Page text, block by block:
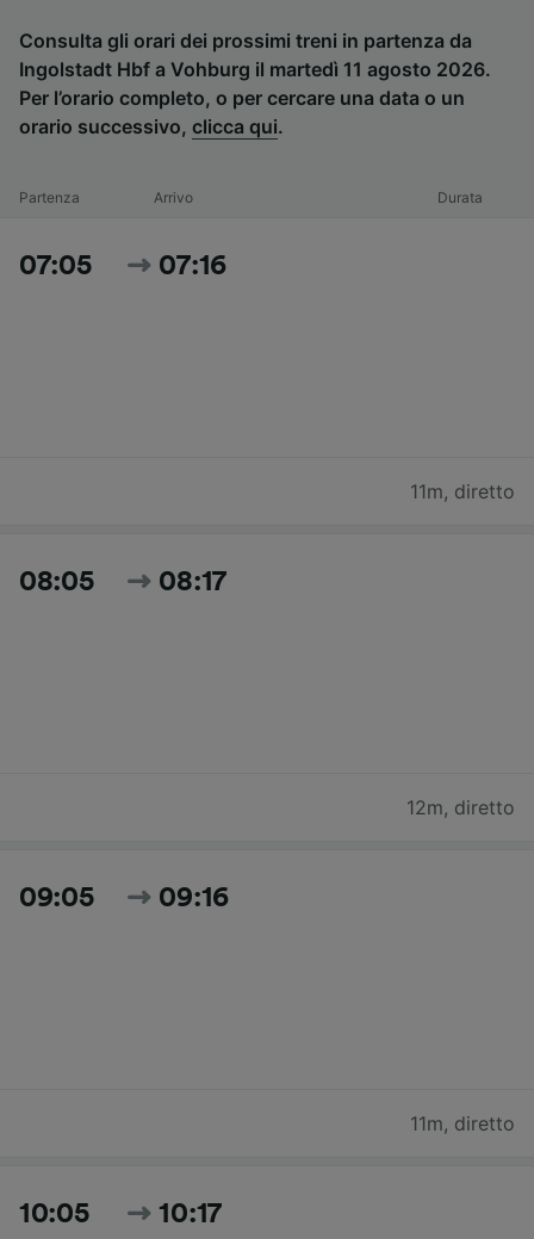
Consulta gli orari dei prossimi treni in partenza da
Ingolstadt Hbf a Vohburg il martedì 11 agosto 2026.
Per l’orario completo, o per cercare una data o un
orario successivo, clicca qui.
Partenza Arrivo Durata
07:05 07:16
11m, diretto
08:05 08:17
12m, diretto
09:05 09:16
11m, diretto
10:05 10:17